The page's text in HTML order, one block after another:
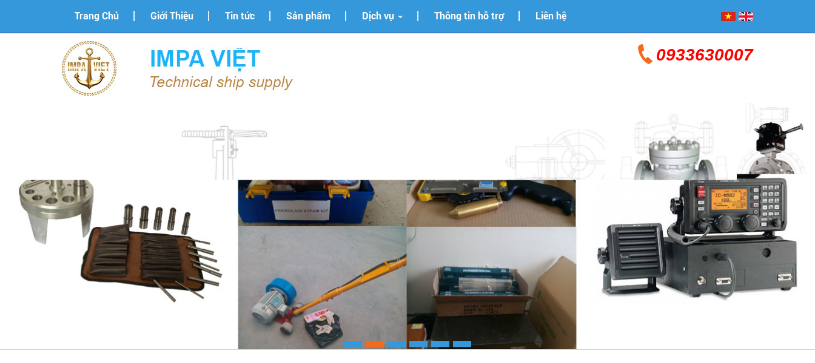
Trang Chủ Giới Thiệu Tin tức Sản phẩm Dịch vụ Thông tin hỗ trợ Liên hệ
0933630007